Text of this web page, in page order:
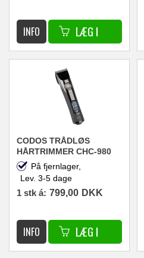
CODOS TRÅDLØS
HÅRTRIMMER CHC-980
På fjernlager,
Lev. 3-5 dage
1 stk á: 799,00 DKK